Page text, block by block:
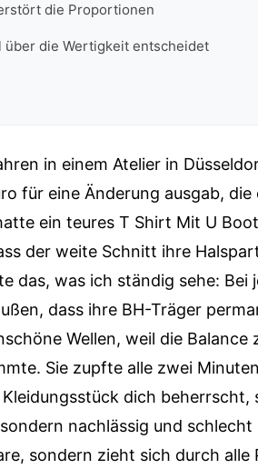
die Proportionen
über die Wertigkeit entscheidet
in einem Atelier in
für eine Änderung ausgab,
ein teures T Shirt Mit U
der weite Schnitt ihre
das, was ich ständig sehe:
dass ihre BH-Träger
Wellen, weil die Balance
Sie zupfte alle zwei
dich
nachlässig und
sondern zieht sich durch alle